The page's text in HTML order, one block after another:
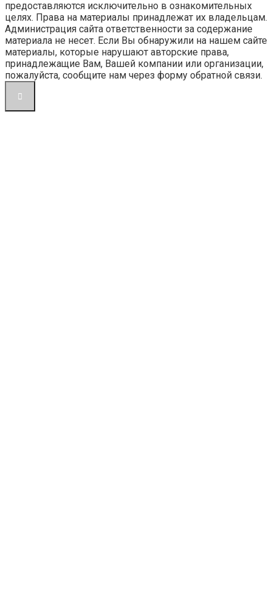
предоставляются исключительно в ознакомительных
целях. Права на материалы принадлежат их владельцам.
Администрация сайта ответственности за содержание
материала не несет. Если Вы обнаружили на нашем сайте
материалы, которые нарушают авторские права,
принадлежащие Вам, Вашей компании или организации,
пожалуйста, сообщите нам через форму обратной связи.